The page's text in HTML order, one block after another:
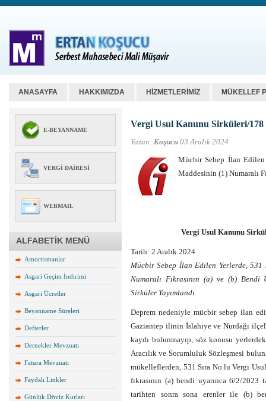
ANASAYFA HAKKIMIZDA HİZMETLERİMİZ MÜKELLEF
E-BEYANNAME
VERGI DAIRESI
WEBMAIL
ALFABETİK MENÜ
Amortismanlar
Asgari Geçim İndirimi
Asgari Ücretler
Beyanname Süreleri
Defterler
Dernekler Mevzuatı
Fatura Mevzuatı
Faydalı Linkler
Günlük Döviz Kurları
Vergi Usul Kanunu Sirküleri/178
Yazan: Koşucu 03 Aralık 2024
Mücbir Sebep İlan
Maddesinin (1) Numaralı
Vergi Usul Kanunu
Tarih: 2 Aralık 2024
Mücbir Sebep İlan Edilen Yerlerde,
Numaralı Fıkrasının (a) ve (b) Bendi
Sirküler Yayımlandı
Deprem nedeniyle mücbir sebep ilan
Gaziantep ilinin İslahiye ve Nurdağı
kaydı bulunmayıp, söz konusu
Aracılık ve Sorumluluk Sözleşmesi
mükelleflerden, 531 Sıra No.lu Vergi
fıkrasının (a) bendi uyarınca 6/2/
tarihten sonra sona erenler ile (b)